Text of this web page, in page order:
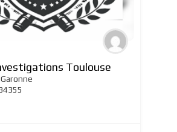
Toulouse